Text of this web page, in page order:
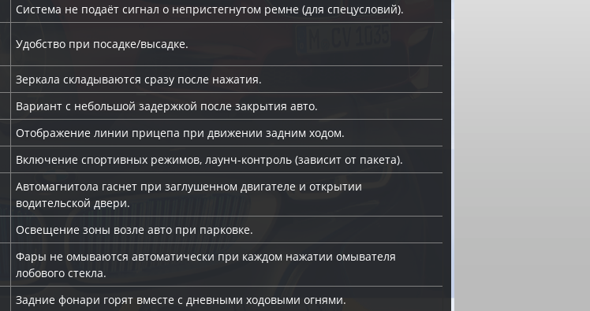
Система не подаёт сигнал о непристегнутом ремне (для спецусловий).
Удобство при посадке/высадке.
Зеркала складываются сразу после нажатия.
Вариант с небольшой задержкой после закрытия авто.
Отображение линии прицепа при движении задним ходом.
Включение спортивных режимов, лаунч-контроль (зависит от пакета).
Автомагнитола гаснет при заглушенном двигателе и открытии
водительской двери.
Освещение зоны возле авто при парковке.
Фары не омываются автоматически при каждом нажатии омывателя
лобового стекла.
Задние фонари горят вместе с дневными ходовыми огнями.